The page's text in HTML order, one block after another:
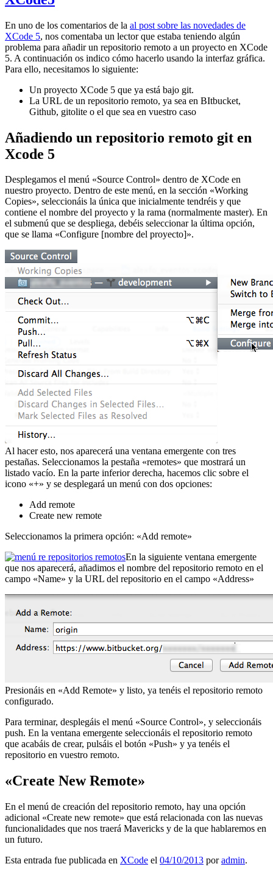
En uno de los comentarios de la al post sobre las novedades de
XCode 5, nos comentaba un lector que estaba teniendo algún
problema para añadir un repositorio remoto a un proyecto en XCode
5. A continuación os indico cómo hacerlo usando la interfaz gráfica.
Para ello, necesitamos lo siguiente:
Un proyecto XCode 5 que ya está bajo git.
La URL de un repositorio remoto, ya sea en BItbucket,
Github, gitolite o el que sea en vuestro caso
Añadiendo un repositorio remoto git en
Xcode 5
Desplegamos el menú «Source Control» dentro de XCode en
nuestro proyecto. Dentro de este menú, en la sección «Working
Copies», seleccionáis la única que inicialmente tendréis y que
contiene el nombre del proyecto y la rama (normalmente master). En
el submenú que se despliega, debéis seleccionar la última opción,
que se llama «Configure [nombre del proyecto]».
Al hacer esto, nos aparecerá una ventana emergente con tres
pestañas. Seleccionamos la pestaña «remotes» que mostrará un
listado vacío. En la parte inferior derecha, hacemos clic sobre el
icono «+» y se desplegará un menú con dos opciones:
Add remote
Create new remote
Seleccionamos la primera opción: «Add remote»
En la siguiente ventana emergente
que nos aparecerá, añadimos el nombre del repositorio remoto en el
campo «Name» y la URL del repositorio en el campo «Address»
Presionáis en «Add Remote» y listo, ya tenéis el repositorio remoto
configurado.
Para terminar, desplegáis el menú «Source Control», y seleccionáis
push. En la ventana emergente seleccionáis el repositorio remoto
que acabáis de crear, pulsáis el botón «Push» y ya tenéis el
repositorio en vuestro remoto.
«Create New Remote»
En el menú de creación del repositorio remoto, hay una opción
adicional «Create new remote» que está relacionada con las nuevas
funcionalidades que nos traerá Mavericks y de la que hablaremos en
un futuro.
Esta entrada fue publicada en XCode el 04/10/2013 poradmin.